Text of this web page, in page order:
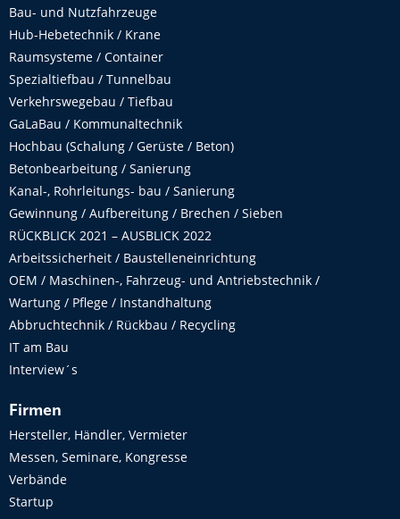
Bau- und Nutzfahrzeuge
Hub-Hebetechnik / Krane
Raumsysteme / Container
Spezialtiefbau / Tunnelbau
Verkehrswegebau / Tiefbau
GaLaBau / Kommunaltechnik
Hochbau (Schalung / Gerüste / Beton)
Betonbearbeitung / Sanierung
Kanal-, Rohrleitungs- bau / Sanierung
Gewinnung / Aufbereitung / Brechen / Sieben
RÜCKBLICK 2021 – AUSBLICK 2022
Arbeitssicherheit / Baustelleneinrichtung
OEM / Maschinen-, Fahrzeug- und Antriebstechnik /
Wartung / Pflege / Instandhaltung
Abbruchtechnik / Rückbau / Recycling
IT am Bau
Interview´s
Firmen
Hersteller, Händler, Vermieter
Messen, Seminare, Kongresse
Verbände
Startup